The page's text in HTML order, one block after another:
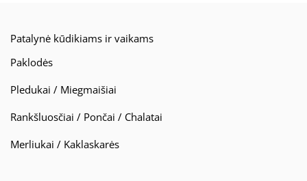
Patalynė kūdikiams ir vaikams
Paklodės
Pledukai / Miegmaišiai
Rankšluosčiai / Pončai / Chalatai
Merliukai / Kaklaskarės